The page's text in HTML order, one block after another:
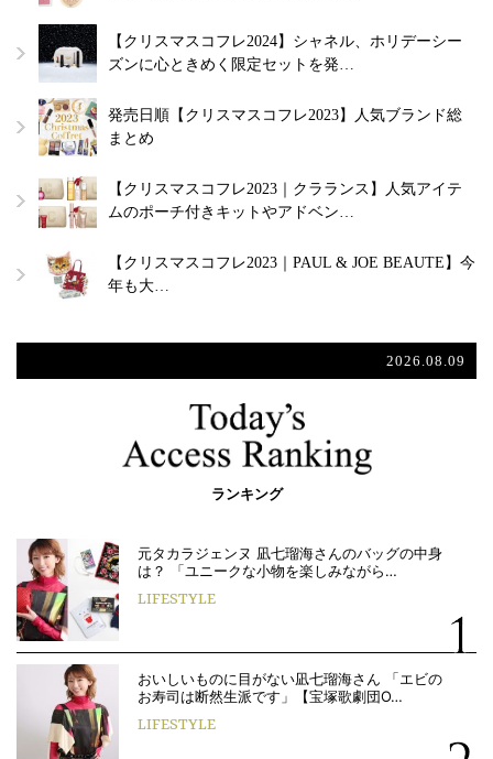
【クリスマスコフレ2024】シャネル、ホリデーシー
ズンに心ときめく限定セットを発…
発売日順【クリスマスコフレ2023】人気ブランド総
まとめ
【クリスマスコフレ2023｜クラランス】人気アイテ
ムのポーチ付きキットやアドベン…
【クリスマスコフレ2023｜PAUL & JOE BEAUTE】今
年も大…
2026.08.09
ランキング
元タカラジェンヌ 凪七瑠海さんのバッグの中身
は？ 「ユニークな小物を楽しみながら…
LIFESTYLE
おいしいものに目がない凪七瑠海さん 「エビの
お寿司は断然生派です」【宝塚歌劇団O…
LIFESTYLE